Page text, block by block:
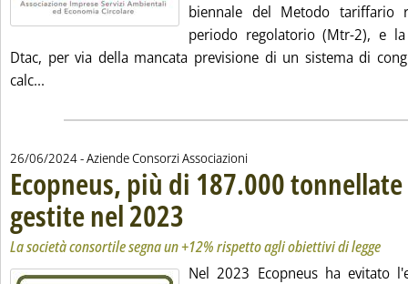
biennale del Metodo
periodo regolatorio (Mtr-2), e
Dtac, per via della mancata previsione di un sistema di
calc...
26/06/2024- Aziende Consorzi Associazioni
Ecopneus, più di 187.000
gestite nel 2023
La società consortile segna un +12% rispetto agli obiettivi di legge
Nel 2023 Ecopneus ha evitato